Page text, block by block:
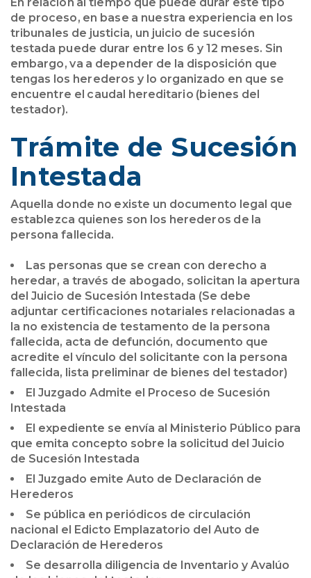
En relación al tiempo que puede durar este tipo
de proceso, en base a nuestra experiencia en los
tribunales de justicia, un juicio de sucesión
testada puede durar entre los 6 y 12 meses. Sin
embargo, va a depender de la disposición que
tengas los herederos y lo organizado en que se
encuentre el caudal hereditario (bienes del
testador).
Trámite de Sucesión
Intestada
Aquella donde no existe un documento legal que
establezca quienes son los herederos de la
persona fallecida.
Las personas que se crean con derecho a
heredar, a través de abogado, solicitan la apertura
del Juicio de Sucesión Intestada (Se debe
adjuntar certificaciones notariales relacionadas a
la no existencia de testamento de la persona
fallecida, acta de defunción, documento que
acredite el vínculo del solicitante con la persona
fallecida, lista preliminar de bienes del testador)
El Juzgado Admite el Proceso de Sucesión
Intestada
El expediente se envía al Ministerio Público para
que emita concepto sobre la solicitud del Juicio
de Sucesión Intestada
El Juzgado emite Auto de Declaración de
Herederos
Se pública en periódicos de circulación
nacional el Edicto Emplazatorio del Auto de
Declaración de Herederos
Se desarrolla diligencia de Inventario y Avalúo